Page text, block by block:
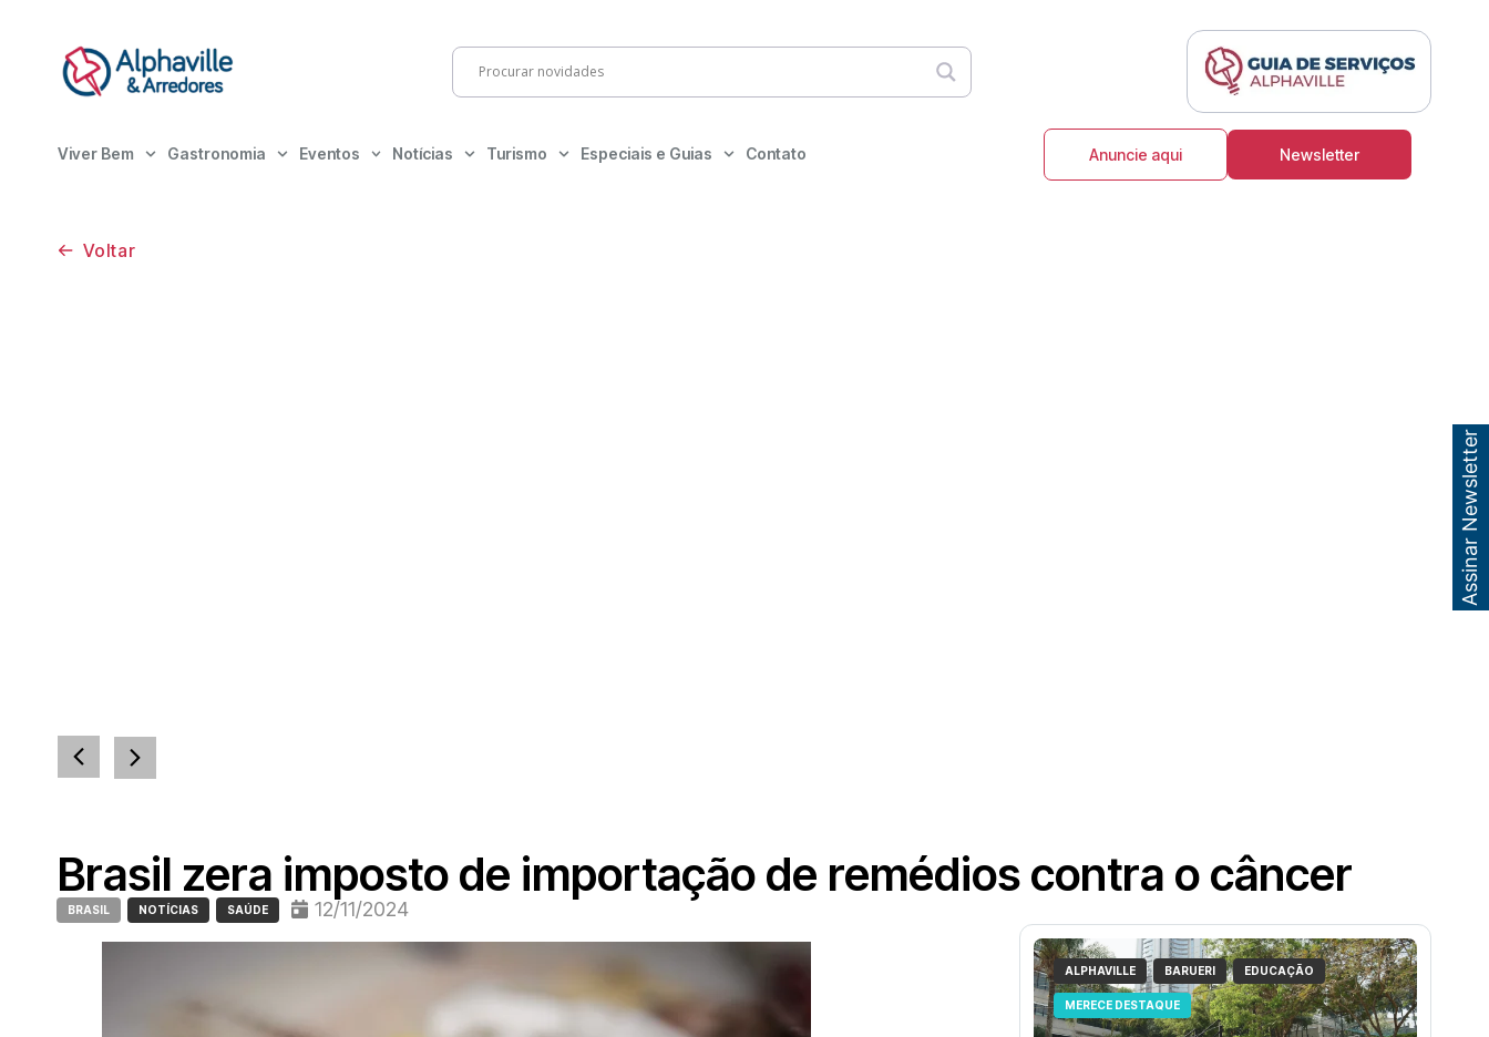
Viver Bem Gastronomia Eventos Notícias Turismo Especiais e Guias Contato Anuncie aqui Newsletter
Voltar
Brasil zera imposto de importação de remédios contra o câncer
BRASIL NOTÍCIAS SAÚDE 12/11/2024
ALPHAVILLE BARUERI EDUCAÇÃO
MERECE DESTAQUE
Assinar Newsletter